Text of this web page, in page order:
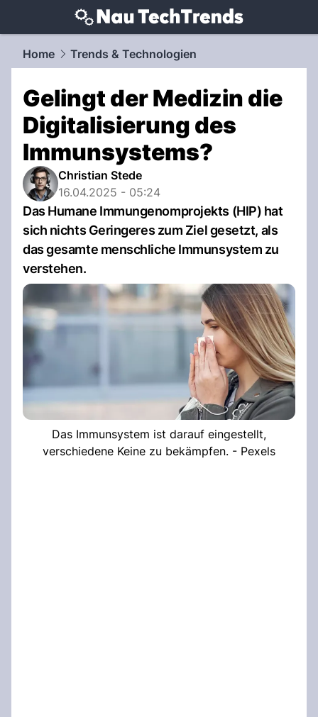
techtrends.NAU.ch
Home Trends & Technologien
Gelingt der Medizin die
Digitalisierung des
Immunsystems?
Christian Stede
16.04.2025 - 05:24
Das Humane Immungenomprojekts (HIP) hat
sich nichts Geringeres zum Ziel gesetzt, als
das gesamte menschliche Immunsystem zu
verstehen.
Das Immunsystem ist darauf eingestellt,
verschiedene Keine zu bekämpfen. - Pexels